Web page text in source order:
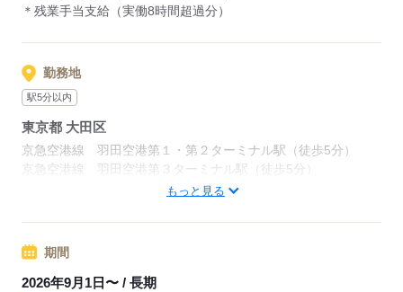
＊残業手当支給（実働8時間超過分）
勤務地
駅5分以内
東京都 大田区
京急空港線 羽田空港第１・第２ターミナル駅（徒歩5分）
京急空港線 羽田空港第３ターミナル駅（徒歩5分）
東京モノレール 羽田空港第２ターミナル駅（徒歩5分）
（第二ターミナルもしくは第三ターミナル配属の為、最寄り駅
は配属先による）
もっと見る
期間
2026年9月1日〜 / 長期